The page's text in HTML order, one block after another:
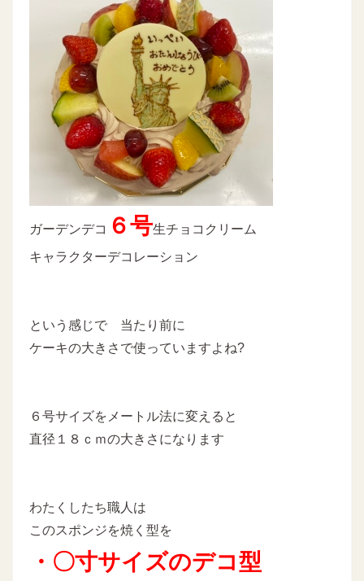
ガーデンデコ ６号生チョコクリーム
キャラクターデコレーション
という感じで 当たり前に
ケーキの大きさで使っていますよね?
６号サイズをメートル法に変えると
直径１８ｃｍの大きさになります
わたくしたち職人は
このスポンジを焼く型を
・〇寸サイズのデコ型